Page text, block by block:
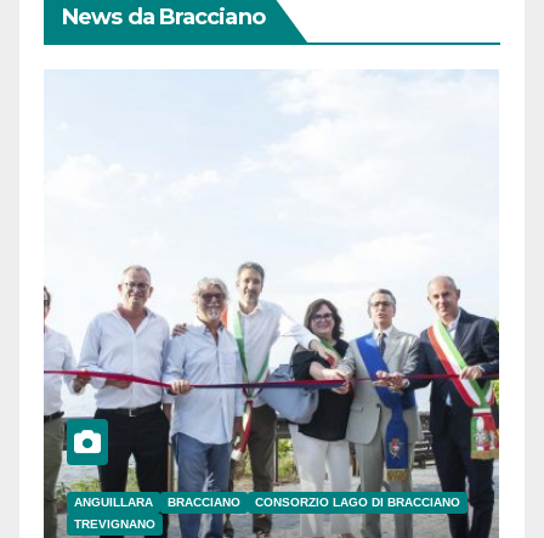
News da Bracciano
ANGUILLARA BRACCIANO
CONSORZIO LAGO DI BRACCIANO
TREVIGNANO